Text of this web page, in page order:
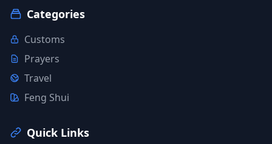
Categories
Customs
Prayers
Travel
Feng Shui
Quick Links